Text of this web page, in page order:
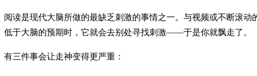
阅读是现代大脑所做的最缺乏刺激的事情之一。与视频或不断滚
低于大脑的预期时，它就会去别处寻找刺激——于是你就飘走了。
有三件事会让走神变得更严重：